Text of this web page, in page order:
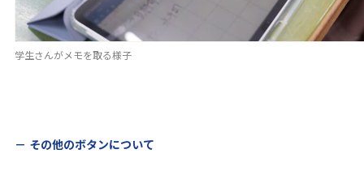
学生さんがメモを取る様子
その他のボタンについて